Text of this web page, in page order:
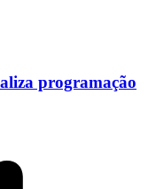
programação